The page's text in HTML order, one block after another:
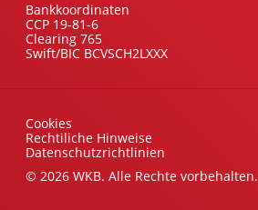
Bankkoordinaten
CCP 19-81-6
Clearing 765
Swift/BIC BCVSCH2LXXX
© 2026 WKB. Alle Rechte vorbehalten.
Cookies
Rechtiliche Hinweise
Datenschutzrichtlinien